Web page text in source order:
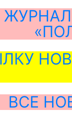
ВСЕ